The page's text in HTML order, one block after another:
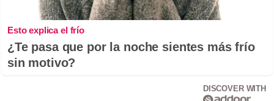
Esto explica el frío
¿Te pasa que por la noche sientes más frío
sin motivo?
DISCOVER WITH